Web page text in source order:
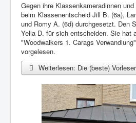
Gegen ihre Klassenkameradinnen
beim Klassenentscheid Jill B. (6a),
und Romy A. (6d) durchgesetzt. Den
Yella D. für sich entscheiden. Sie hat
"Woodwalkers 1. Carags
vorgelesen.
Weiterlesen: Die (beste)